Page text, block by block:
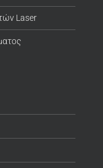
Laser